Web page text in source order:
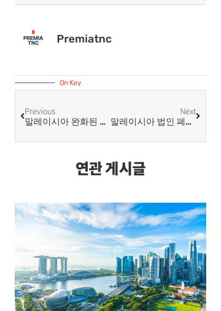
Premiatnc
On Key
Previous
말레이시아 완화된 이민비자 프로그램 발표 (MM2H 플래티넘/골드/실버)
Next
말레이시아 법인 폐업 절차 안내
연관 게시글